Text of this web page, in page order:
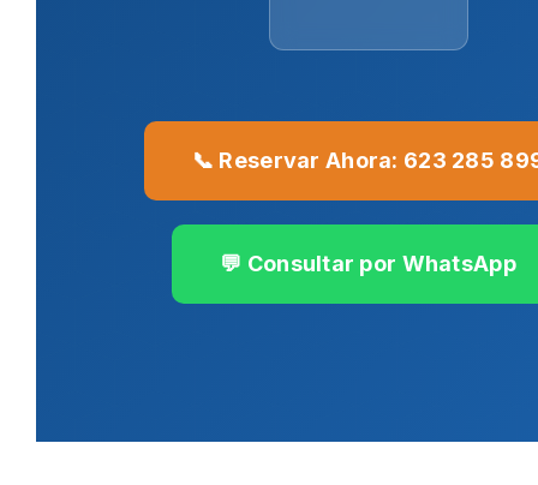
📞 Reservar Ahora: 623 285
💬 Consultar por WhatsApp